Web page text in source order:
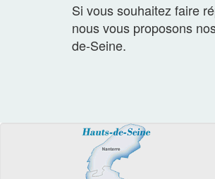
Si vous souhaitez faire
nous vous proposons
de-Seine.